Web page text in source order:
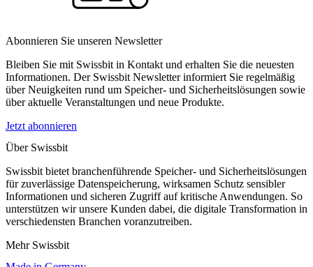
Abonnieren Sie unseren Newsletter
Bleiben Sie mit Swissbit in Kontakt und erhalten Sie die neuesten
Informationen. Der Swissbit Newsletter informiert Sie regelmäßig
über Neuigkeiten rund um Speicher- und Sicherheitslösungen sowie
über aktuelle Veranstaltungen und neue Produkte.
Jetzt abonnieren
Über Swissbit
Swissbit bietet branchenführende Speicher- und Sicherheitslösungen
für zuverlässige Datenspeicherung, wirksamen Schutz sensibler
Informationen und sicheren Zugriff auf kritische Anwendungen. So
unterstützen wir unsere Kunden dabei, die digitale Transformation in
verschiedensten Branchen voranzutreiben.
Mehr Swissbit